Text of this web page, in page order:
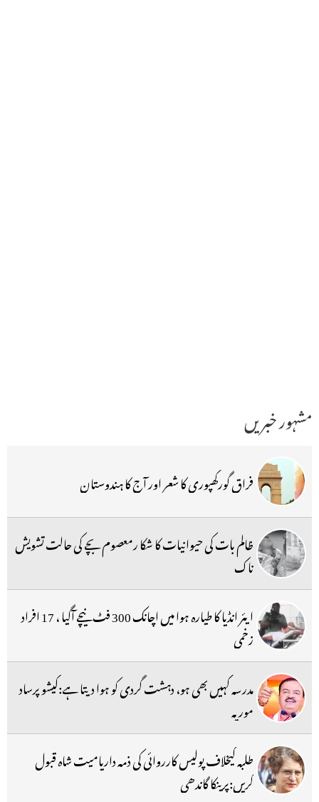
مشہور خبریں
فراق گورکھپوری کا شعر اور آج کا ہندوستان
ظالم بات کی حیوانیات کا شکا رمعصوم بچے کی حالت تشویش
ناک
ایئر انڈیا کا طیارہ ہوا میں اچانک 300 فٹ نیچے آگیا ، 17 افراد
زخمی
مدرسہ کہیں بھی ہو، دہشت گردی کو ہوا دیتا ہے:کیشو پرساد
موریہ
طلبہ کیخلاف پولیس کارروائی کی ذمہ داریامیت شاہ قبول
کریں:پرینکا گاندھی